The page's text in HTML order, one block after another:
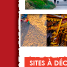
SITES À